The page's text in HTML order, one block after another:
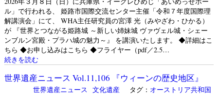
ル」で行われる、 姫路市国際交流センター主催「令和７年度国際理
解講演会」にて、 WHA主任研究員の宮澤 光（みやざわ・ひかる）
が 『世界とつながる姫路城 ～新しい姉妹城 ヴァヴェル城・シェー
ンブルン宮殿・プラハ城の魅力～』 を講演いたします。 ◆詳細はこ
ちら ◆お申し込みはこちら ◆フライヤー（pdf／2.5…
続きを読む
世界遺産ニュース Vol.11,106 『ウィーンの歴史地区』
世界遺産ニュース 文化遺産タグ： オーストリア共和国